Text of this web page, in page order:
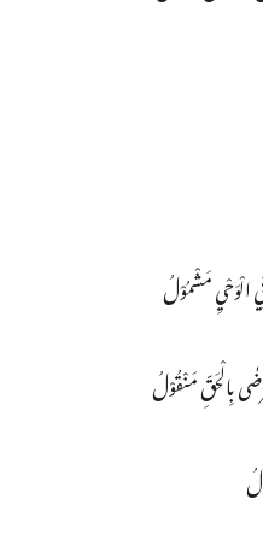
الْوَحْيِ مَشْمُوْلُ
بِالْحَقِّ مَنْقُوْلُ